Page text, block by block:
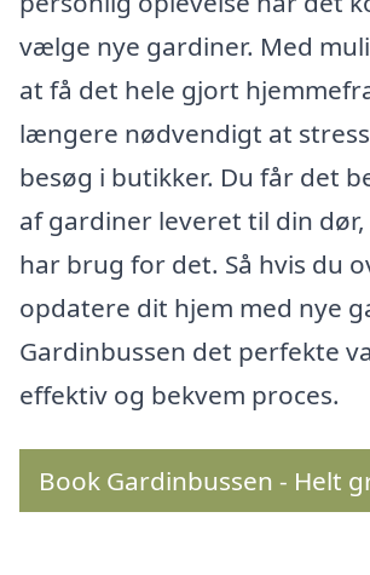
vælge nye gardiner. Med
at få det hele gjort
længere nødvendigt at
besøg i butikker. Du får det
af gardiner leveret til din
har brug for det. Så hvis du
opdatere dit hjem med nye
Gardinbussen det perfekte
effektiv og bekvem proces.
Book Gardinbussen - Helt